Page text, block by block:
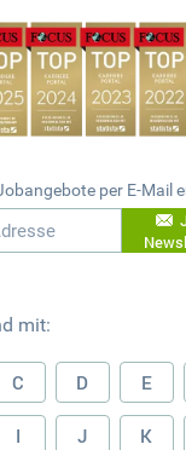
per E-Mail
mit:
C D E
I J K